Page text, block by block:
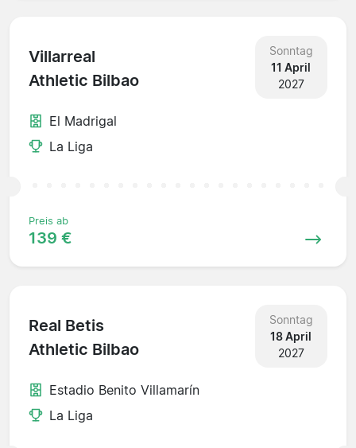
Villarreal
Athletic Bilbao
Sonntag
11 April
2027
El Madrigal
La Liga
Preis ab
139 €
Real Betis
Athletic Bilbao
Sonntag
18 April
2027
Estadio Benito Villamarín
La Liga